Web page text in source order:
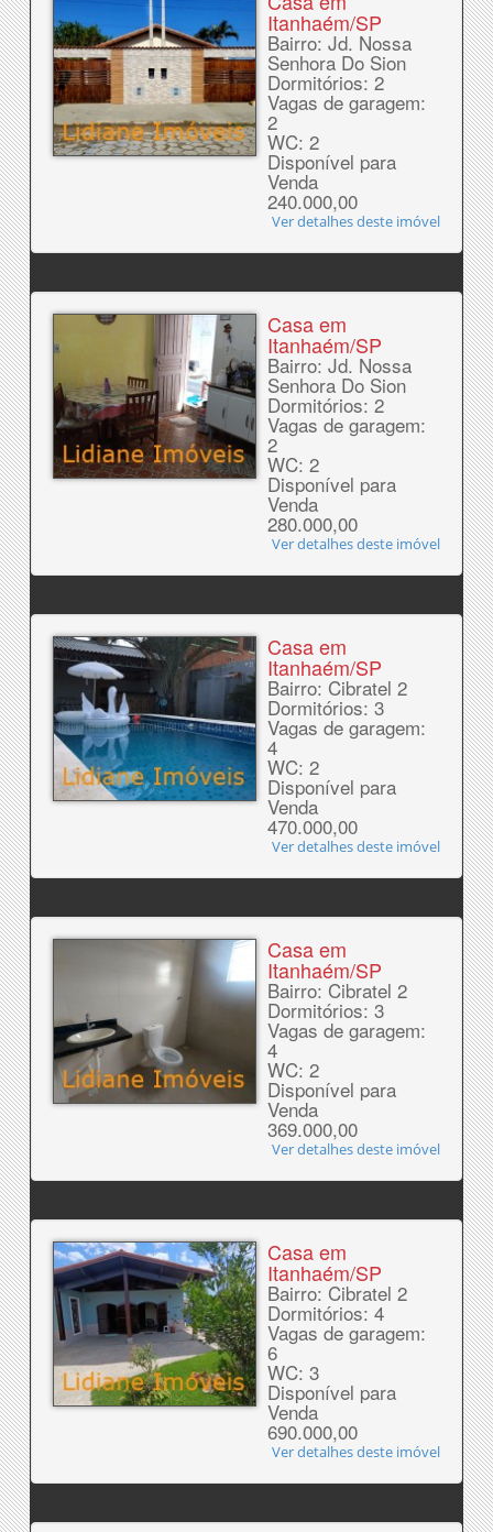
Itanhaém/SP
Bairro: Jd. Nossa
Senhora Do Sion
Dormitórios: 2
Vagas de garagem:
2
WC: 2
Disponível para
Venda
240.000,00
Ver detalhes deste imóvel
Casa em
Itanhaém/SP
Bairro: Jd. Nossa
Senhora Do Sion
Dormitórios: 2
Vagas de garagem:
2
WC: 2
Disponível para
Venda
280.000,00
Ver detalhes deste imóvel
Casa em
Itanhaém/SP
Bairro: Cibratel 2
Dormitórios: 3
Vagas de garagem:
4
WC: 2
Disponível para
Venda
470.000,00
Ver detalhes deste imóvel
Casa em
Itanhaém/SP
Bairro: Cibratel 2
Dormitórios: 3
Vagas de garagem:
4
WC: 2
Disponível para
Venda
369.000,00
Ver detalhes deste imóvel
Casa em
Itanhaém/SP
Bairro: Cibratel 2
Dormitórios: 4
Vagas de garagem:
6
WC: 3
Disponível para
Venda
690.000,00
Ver detalhes deste imóvel